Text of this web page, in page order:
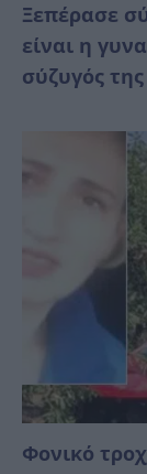
Ξεπέρασε
είναι η
σύζυγός της
Φονικό